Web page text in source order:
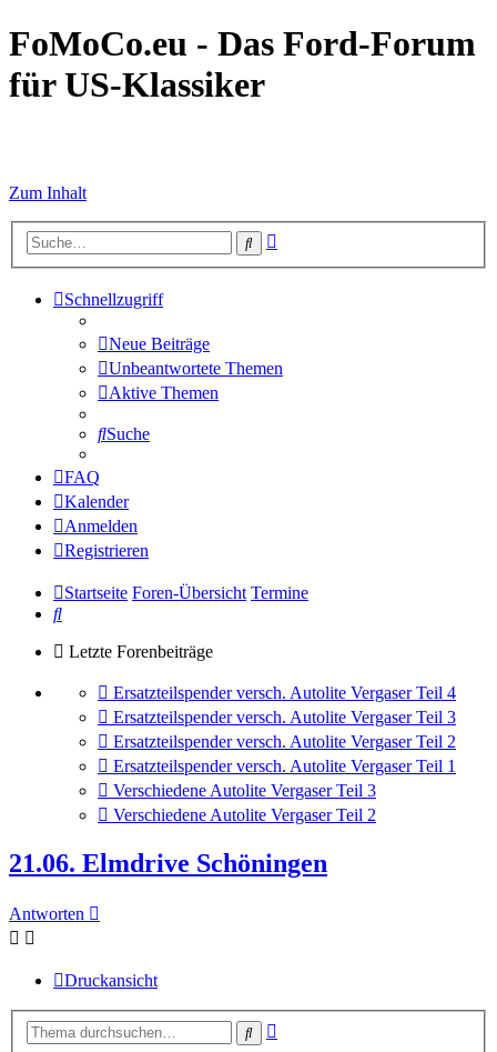
FoMoCo.eu - Das Ford-Forum
für US-Klassiker
Zum Inhalt
Suche
Schnellzugriff
Neue Beiträge
Unbeantwortete Themen
Aktive Themen
Suche
FAQ
Kalender
Anmelden
Registrieren
Startseite Foren-Übersicht Termine
Suche
Letzte Forenbeiträge
Gehe
zum
letzten
Beitrag
Ersatzteilspender versch. Autolite Vergaser Teil 4
Gehe
zum
letzten
Beitrag
Ersatzteilspender versch. Autolite Vergaser Teil 3
Gehe
zum
letzten
Beitrag
Ersatzteilspender versch. Autolite Vergaser Teil 2
Gehe
zum
letzten
Beitrag
Ersatzteilspender versch. Autolite Vergaser Teil 1
Gehe
zum
letzten
Verschiedene Autolite Vergaser Teil 3
Gehe
letzten
Beitrag
Verschiedene Autolite Vergaser Teil 2
21.06. Elmdrive Schöningen
Antworten
Druckansicht
Suche